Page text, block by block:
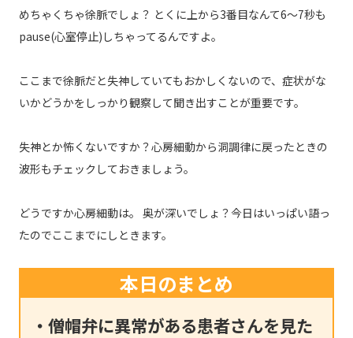
めちゃくちゃ徐脈でしょ？ とくに上から3番目なんて6～7秒も
pause(心室停止)しちゃってるんですよ。
ここまで徐脈だと失神していてもおかしくないので、症状がな
いかどうかをしっかり観察して聞き出すことが重要です。
失神とか怖くないですか？心房細動から洞調律に戻ったときの
波形もチェックしておきましょう。
どうですか心房細動は。 奥が深いでしょ？今日はいっぱい語っ
たのでここまでにしときます。
本日のまとめ
・僧帽弁に異常がある患者さんを見た